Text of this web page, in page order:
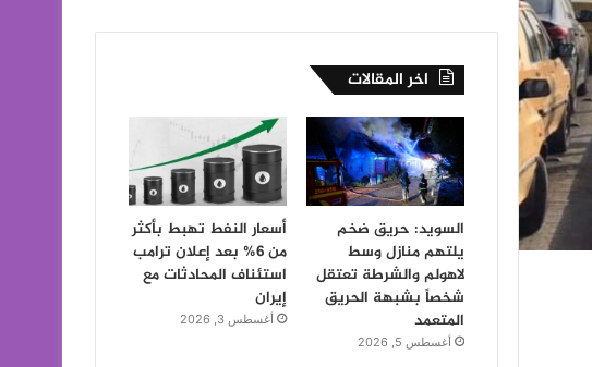
اخر المقالات
السويد: حريق ضخم
يلتهم منازل وسط
لاهولم والشرطة تعتقل
شخصاً بشبهة الحريق
المتعمد
أغسطس 5, 2026
أسعار النفط تهبط بأكثر
من 6% بعد إعلان ترامب
استئناف المحادثات مع
إيران
أغسطس 3, 2026